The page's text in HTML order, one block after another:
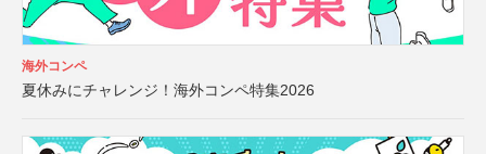
海外コンペ
夏休みにチャレンジ！海外コンペ特集2026